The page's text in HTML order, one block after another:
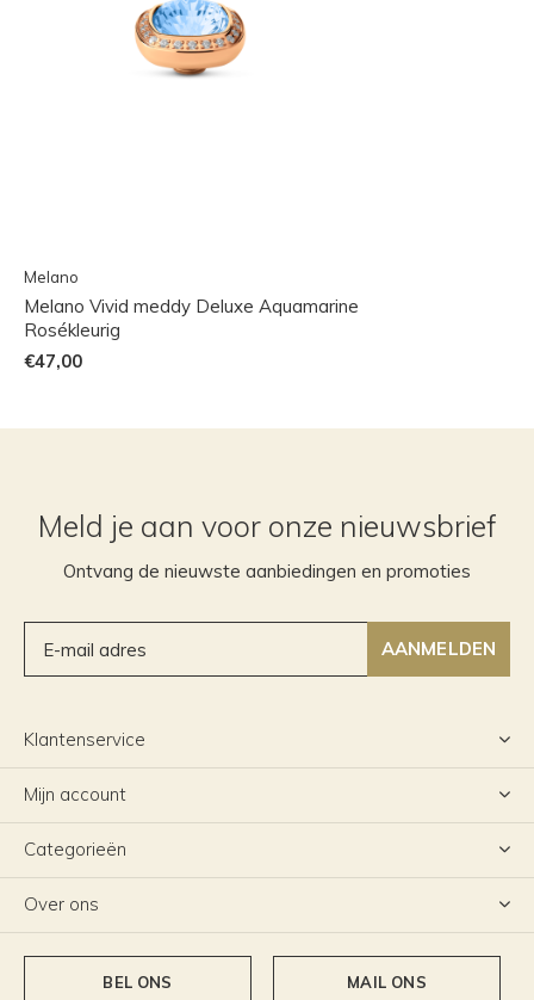
Melano
Melano Vivid meddy Deluxe Aquamarine
Rosékleurig
€47,00
Meld je aan voor onze nieuwsbrief
Ontvang de nieuwste aanbiedingen en promoties
AANMELDEN
Klantenservice
Mijn account
Categorieën
Over ons
BEL ONS MAIL ONS